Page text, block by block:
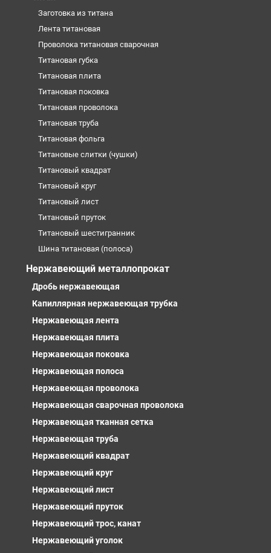
Заготовка из титана
Лента титановая
Проволока титановая сварочная
Титановая губка
Титановая плита
Титановая поковка
Титановая проволока
Титановая труба
Титановая фольга
Титановые слитки (чушки)
Титановый квадрат
Титановый круг
Титановый лист
Титановый пруток
Титановый шестигранник
Шина титановая (полоса)
Нержавеющий металлопрокат
Дробь нержавеющая
Капиллярная нержавеющая трубка
Нержавеющая лента
Нержавеющая плита
Нержавеющая поковка
Нержавеющая полоса
Нержавеющая проволока
Нержавеющая сварочная проволока
Нержавеющая тканная сетка
Нержавеющая труба
Нержавеющий квадрат
Нержавеющий круг
Нержавеющий лист
Нержавеющий пруток
Нержавеющий трос, канат
Нержавеющий уголок